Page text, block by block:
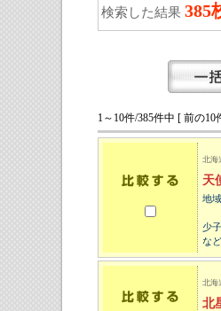
検索した結果 385
1～10件/385件中 [ 前の10
北海
天
地
少
な
北海
北